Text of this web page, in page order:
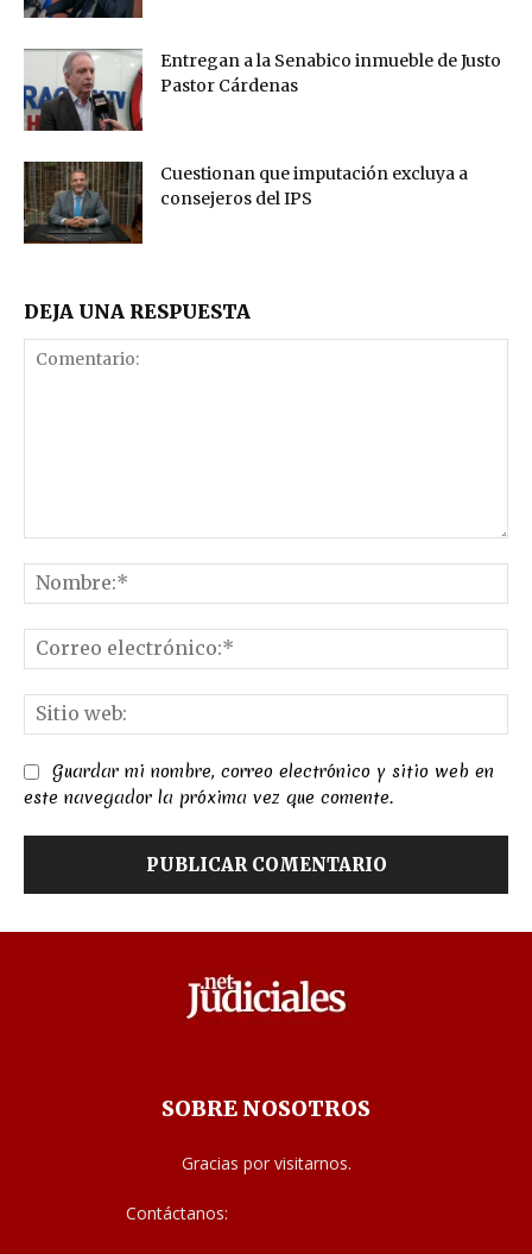
Entregan a la Senabico inmueble de Justo
Pastor Cárdenas
Cuestionan que imputación excluya a
consejeros del IPS
DEJA UNA RESPUESTA
Guardar mi nombre, correo electrónico y sitio web en
este navegador la próxima vez que comente.
SOBRE NOSOTROS
Gracias por visitarnos.
Contáctanos: